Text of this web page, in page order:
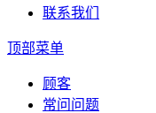
联系我们
顶部菜单
顾客
常问问题